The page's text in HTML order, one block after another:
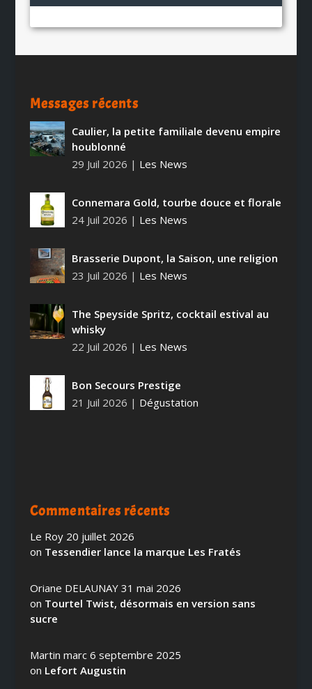
Messages récents
Caulier, la petite familiale devenu empire
houblonné
29 Juil 2026 | Les News
Connemara Gold, tourbe douce et florale
24 Juil 2026 | Les News
Brasserie Dupont, la Saison, une religion
23 Juil 2026 | Les News
The Speyside Spritz, cocktail estival au
whisky
22 Juil 2026 | Les News
Bon Secours Prestige
21 Juil 2026 | Dégustation
Commentaires récents
Le Roy 20 juillet 2026
on Tessendier lance la marque Les Fratés
Oriane DELAUNAY 31 mai 2026
on Tourtel Twist, désormais en version sans
sucre
Martin marc 6 septembre 2025
on Lefort Augustin